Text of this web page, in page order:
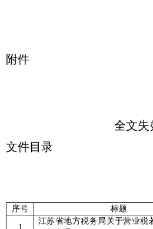
附件
全文失效废止
文件目录
序号 标题
1
江苏省地方税务局关于营业税